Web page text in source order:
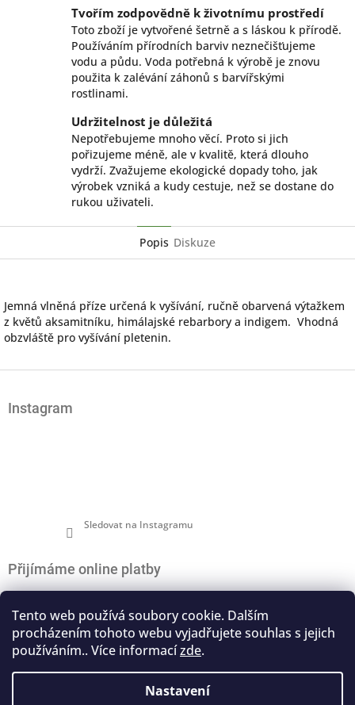
Tento web používá soubory cookie. Dalším
procházením tohoto webu vyjadřujete souhlas s jejich
používáním.. Více informacízde.
Nastavení
Tvořím zodpovědně k životnímu prostředí
Toto zboží je vytvořené šetrně a s láskou k přírodě.
Používáním přírodních barviv neznečišťujeme
vodu a půdu. Voda potřebná k výrobě je znovu
použita k zalévání záhonů s barvířskými
rostlinami.
Udržitelnost je důležitá
Nepotřebujeme mnoho věcí. Proto si jich
pořizujeme méně, ale v kvalitě, která dlouho
vydrží. Zvažujeme ekologické dopady toho, jak
výrobek vzniká a kudy cestuje, než se dostane do
rukou uživateli.
Popis Diskuze
Jemná vlněná příze určená k vyšívání, ručně obarvená výtažkem
z květů aksamitníku, himálajské rebarbory a indigem. Vhodná
obzvláště pro vyšívání pletenin.
Instagram
Sledovat na Instagramu
Přijímáme online platby
Nákupní košík
0ks /0 Kč